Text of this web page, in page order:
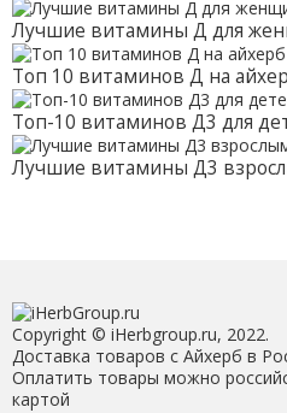
Лучшие витамины Д для
Топ 10 витаминов Д на
Топ-10 витаминов Д3 для
Лучшие витамины Д3
Copyright © iHerbgroup.ru, 2022.
Доставка товаров с Айхерб в
Оплатить товары можно
картой